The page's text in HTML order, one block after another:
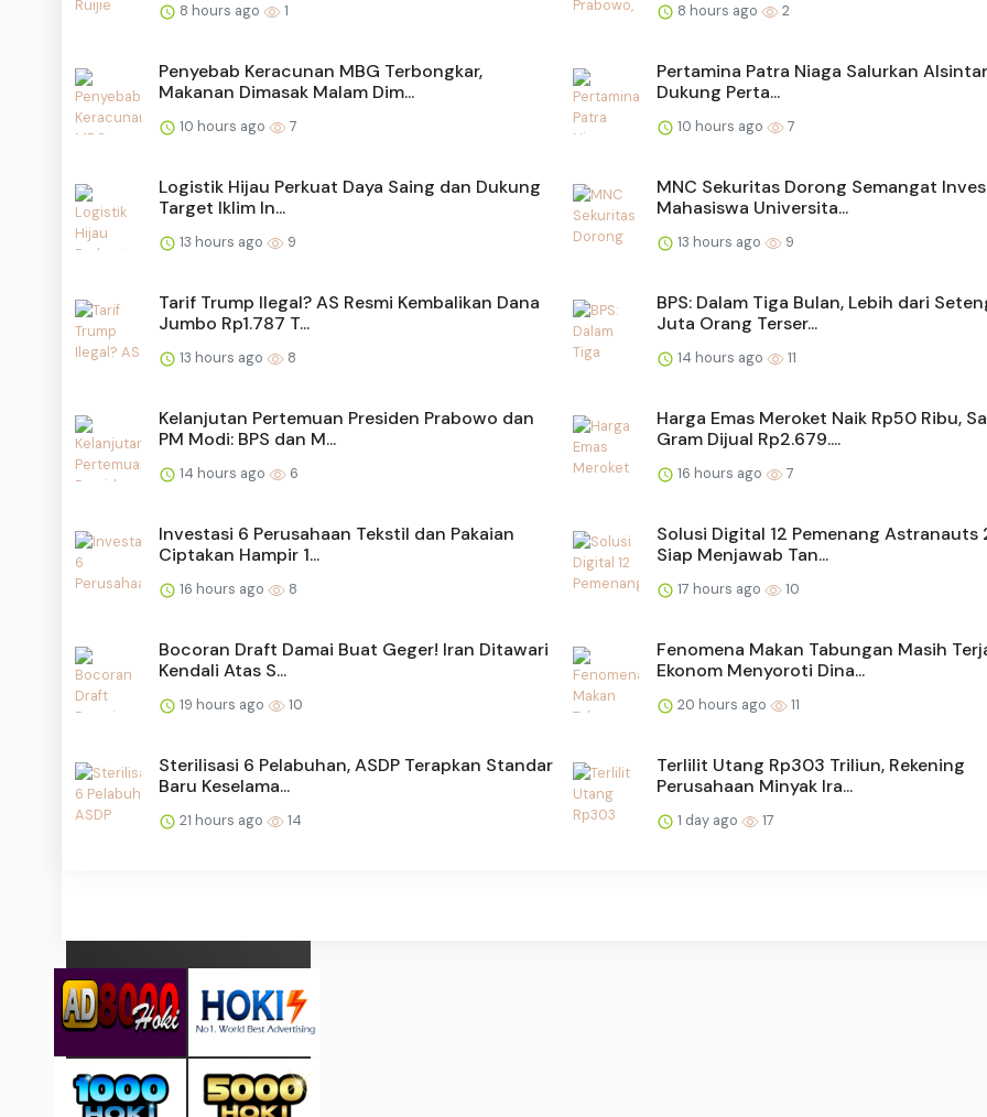
8 hours ago 1 8 hours ago 2
Penyebab Keracunan MBG Terbongkar,
Makanan Dimasak Malam Dim...
10 hours ago 7
Pertamina Patra Niaga Salurkan
Dukung Perta...
10 hours ago 7
Logistik Hijau Perkuat Daya Saing dan Dukung
Target Iklim In...
13 hours ago 9
MNC Sekuritas Dorong Semangat
Mahasiswa Universita...
13 hours ago 9
Tarif Trump Ilegal? AS Resmi Kembalikan Dana
Jumbo Rp1.787 T...
13 hours ago 8
BPS: Dalam Tiga Bulan, Lebih dari
Juta Orang Terser...
14 hours ago 11
Kelanjutan Pertemuan Presiden Prabowo dan
PM Modi: BPS dan M...
14 hours ago 6
Harga Emas Meroket Naik Rp50 Ribu,
Gram Dijual Rp2.679....
16 hours ago 7
Investasi 6 Perusahaan Tekstil dan Pakaian
Ciptakan Hampir 1...
16 hours ago 8
Solusi Digital 12 Pemenang Astranauts
Siap Menjawab Tan...
17 hours ago 10
Bocoran Draft Damai Buat Geger! Iran Ditawari
Kendali Atas S...
19 hours ago 10
Fenomena Makan Tabungan Masih
Ekonom Menyoroti Dina...
20 hours ago 11
Sterilisasi 6 Pelabuhan, ASDP Terapkan Standar
Baru Keselama...
21 hours ago 14
Terlilit Utang Rp303 Triliun, Rekening
Perusahaan Minyak Ira...
1 day ago 17